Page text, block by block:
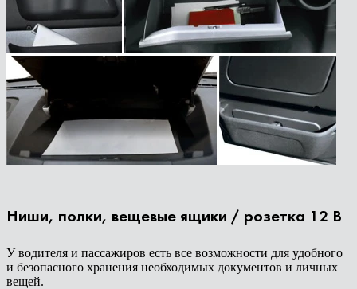
Ниши, полки, вещевые ящики / розетка 12 В
У водителя и пассажиров есть все возможности для удобного
и безопасного хранения необходимых документов и личных
вещей.